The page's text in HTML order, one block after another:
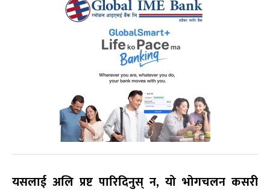
यसलाई अलि प्रष्ट पारिदिनुस् न, यो भोगचलन कसरी